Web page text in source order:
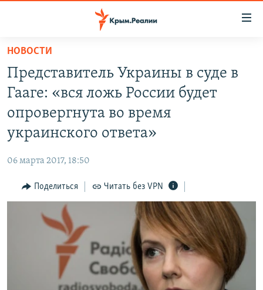
Вернуться
основному
содержанию
главной
Вернутся
поиску
СПЕЦПРОЕКТЫ
ИНТЕРАКТИВ
ИНФОГРАФИКА
ТЕЛЕПРОЕКТ КРЫМ.РЕАЛИИ
СОВЕТЫ ПРАВОЗАЩИТНИКОВ
ПРОПАВШИЕ БЕЗ ВЕСТИ
ПОБЕДИТЕЛЕЙ НЕ СУДЯТ?
РАДІО СВОБОДА
КАК ОБОЙТИ БЛОКИРОВКУ
Українською
ПРИСОЕДИНЯЙТЕСЬ!
НОВОСТИ
Представитель Украины в суде в
Гааге: «вся ложь России будет
опровергнута во время
украинского ответа»
06 марта 2017, 18:50
Поделиться Читать без VPN